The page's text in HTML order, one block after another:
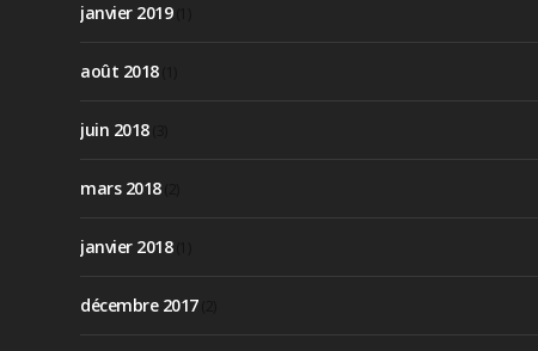
janvier 2019(1)
août 2018(1)
juin 2018(3)
mars 2018(2)
janvier 2018(1)
décembre 2017(2)